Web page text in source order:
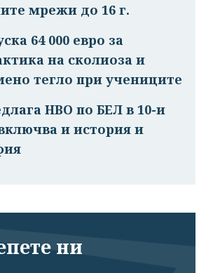
мрежи до 16 г.
64 000 евро за
на сколиоза и
тегло при учениците
НВО по БЕЛ в 10-и
и история и
ни